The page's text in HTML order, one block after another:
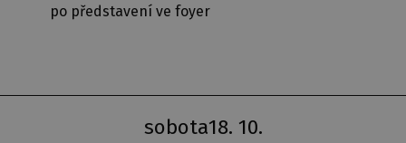
po představení ve foyer
18. 10.
sobota